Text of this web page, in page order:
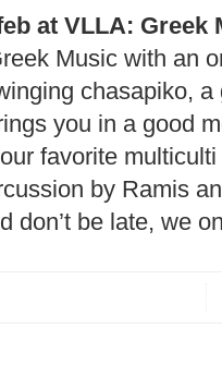
at VLLA: Greek
Music with an
chasapiko,
you in a good
favorite
by Ramis
don’t be late, we